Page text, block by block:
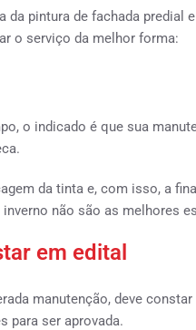
da pintura de fachada predial
o serviço da melhor forma:
o indicado é que sua
da tinta e, com isso, a
não são as melhores
em edital
manutenção, deve
para ser aprovada.